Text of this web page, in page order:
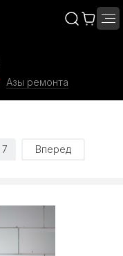
Азы ремонта
7 Вперед